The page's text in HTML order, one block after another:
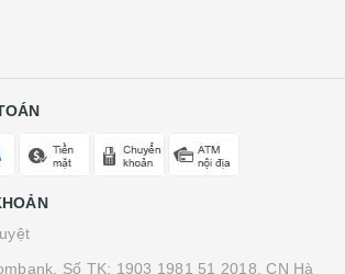
Số TK: 1903 1981 51 2018, CN Hà